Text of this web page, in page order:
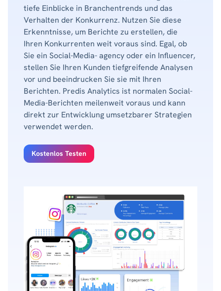
tiefe Einblicke in Branchentrends und das
Verhalten der Konkurrenz. Nutzen Sie diese
Erkenntnisse, um Berichte zu erstellen, die
Ihren Konkurrenten weit voraus sind. Egal, ob
Sie ein Social-Media- agency oder ein Influencer,
stellen Sie Ihren Kunden tiefgreifende Analysen
vor und beeindrucken Sie sie mit Ihren
Berichten. Predis Analytics ist normalen Social-
Media-Berichten meilenweit voraus und kann
direkt zur Entwicklung umsetzbarer Strategien
verwendet werden.
Kostenlos Testen